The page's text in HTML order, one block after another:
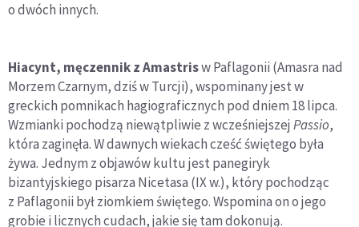
o dwóch innych.
Hiacynt, męczennik z Amastrisw Paflagonii (Amasra nad
Morzem Czarnym, dziś w Turcji), wspominany jest w
greckich pomnikach hagiograficznych pod dniem 18 lipca.
Wzmianki pochodzą niewątpliwie z wcześniejszej Passio,
która zaginęła. W dawnych wiekach cześć świętego była
żywa. Jednym z objawów kultu jest panegiryk
bizantyjskiego pisarza Nicetasa (IX w.), który pochodząc
z Paflagonii był ziomkiem świętego. Wspomina on o jego
grobie i licznych cudach, jakie się tam dokonują.